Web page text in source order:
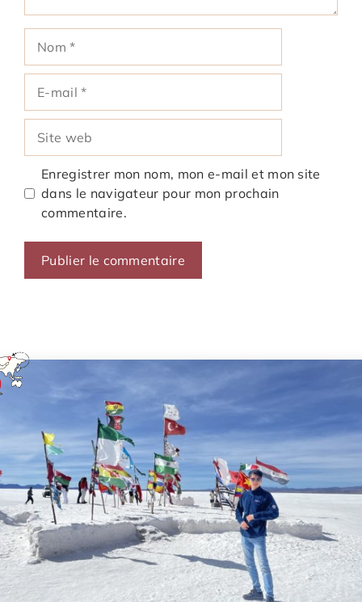
mail
web
Enregistrer mon nom, mon e-mail et mon site
dans le navigateur pour mon prochain
commentaire.